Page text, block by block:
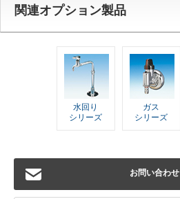
関連オプション製品
水回り
シリーズ
ガス
シリーズ
お問い合わせ